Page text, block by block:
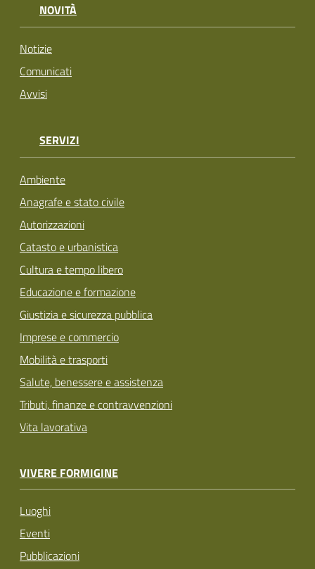
NOVITÀ
Notizie
Comunicati
Avvisi
SERVIZI
Ambiente
Anagrafe e stato civile
Autorizzazioni
Catasto e urbanistica
Cultura e tempo libero
Educazione e formazione
Giustizia e sicurezza pubblica
Imprese e commercio
Mobilità e trasporti
Salute, benessere e assistenza
Tributi, finanze e contravvenzioni
Vita lavorativa
VIVERE FORMIGINE
Luoghi
Eventi
Pubblicazioni